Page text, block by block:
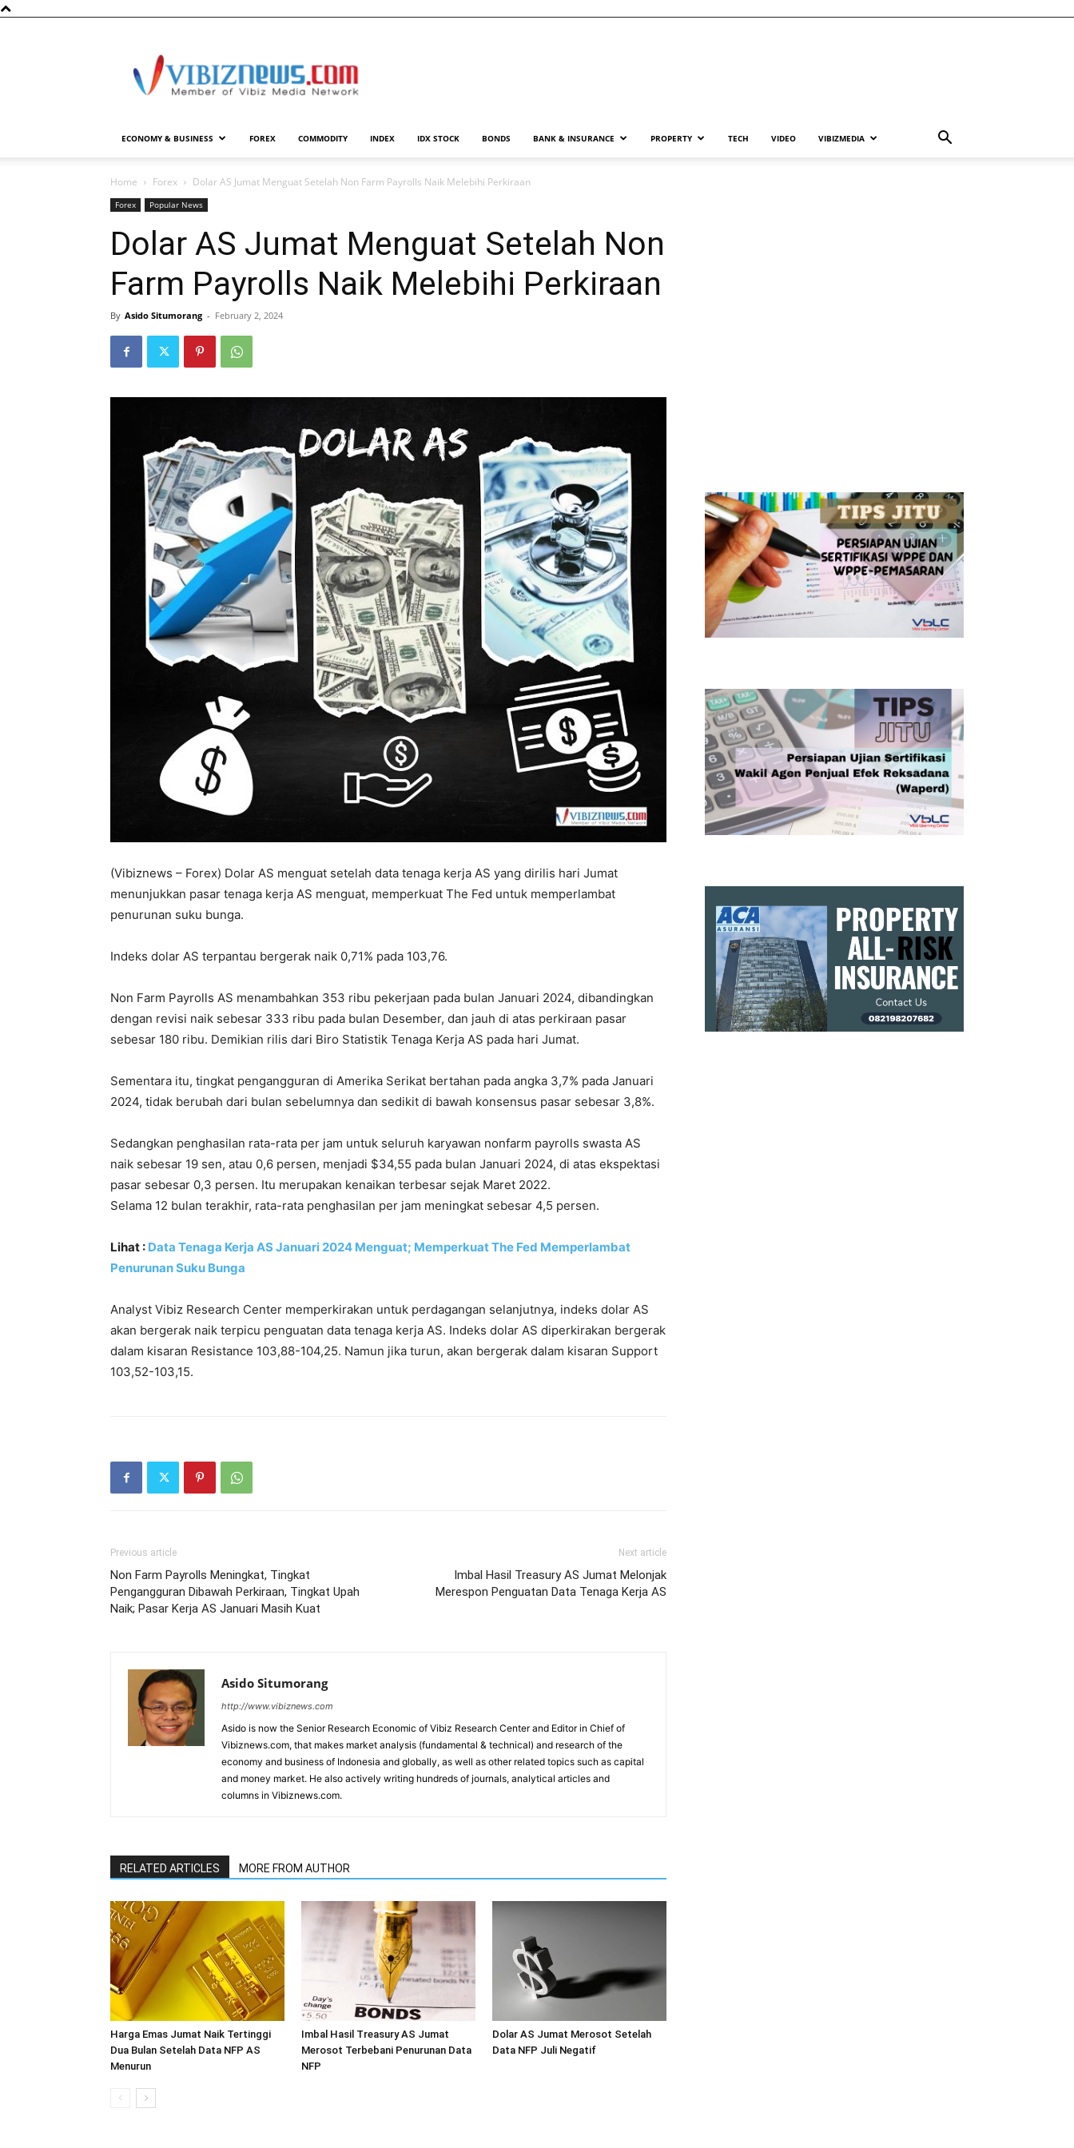
ECONOMY & BUSINESS FOREX COMMODITY INDEX IDX STOCK BONDS BANK & INSURANCE PROPERTY TECH VIDEO VIBIZMEDIA
Home Forex Dolar AS Jumat Menguat Setelah Non Farm Payrolls Naik Melebihi Perkiraan
Forex Popular News
Dolar AS Jumat Menguat Setelah Non
Farm Payrolls Naik Melebihi Perkiraan
By Asido Situmorang - February 2, 2024
(Vibiznews – Forex) Dolar AS menguat setelah data tenaga kerja AS yang dirilis hari Jumat
menunjukkan pasar tenaga kerja AS menguat, memperkuat The Fed untuk memperlambat
penurunan suku bunga.
Indeks dolar AS terpantau bergerak naik 0,71% pada 103,76.
Non Farm Payrolls AS menambahkan 353 ribu pekerjaan pada bulan Januari 2024, dibandingkan
dengan revisi naik sebesar 333 ribu pada bulan Desember, dan jauh di atas perkiraan pasar
sebesar 180 ribu. Demikian rilis dari Biro Statistik Tenaga Kerja AS pada hari Jumat.
Sementara itu, tingkat pengangguran di Amerika Serikat bertahan pada angka 3,7% pada Januari
2024, tidak berubah dari bulan sebelumnya dan sedikit di bawah konsensus pasar sebesar 3,8%.
Sedangkan penghasilan rata-rata per jam untuk seluruh karyawan nonfarm payrolls swasta AS
naik sebesar 19 sen, atau 0,6 persen, menjadi $34,55 pada bulan Januari 2024, di atas ekspektasi
pasar sebesar 0,3 persen. Itu merupakan kenaikan terbesar sejak Maret 2022.
Selama 12 bulan terakhir, rata-rata penghasilan per jam meningkat sebesar 4,5 persen.
Lihat : Data Tenaga Kerja AS Januari 2024 Menguat; Memperkuat The Fed Memperlambat
Penurunan Suku Bunga
Analyst Vibiz Research Center memperkirakan untuk perdagangan selanjutnya, indeks dolar AS
akan bergerak naik terpicu penguatan data tenaga kerja AS. Indeks dolar AS diperkirakan bergerak
dalam kisaran Resistance 103,88-104,25. Namun jika turun, akan bergerak dalam kisaran Support
103,52-103,15.
Previous article
Non Farm Payrolls Meningkat, Tingkat
Pengangguran Dibawah Perkiraan, Tingkat Upah
Naik; Pasar Kerja AS Januari Masih Kuat
Next article
Imbal Hasil Treasury AS Jumat Melonjak
Merespon Penguatan Data Tenaga Kerja AS
Asido Situmorang
http://www.vibiznews.com
Asido is now the Senior Research Economic of Vibiz Research Center and Editor in Chief of
Vibiznews.com, that makes market analysis (fundamental & technical) and research of the
economy and business of Indonesia and globally, as well as other related topics such as capital
and money market. He also actively writing hundreds of journals, analytical articles and
columns in Vibiznews.com.
RELATED ARTICLES MORE FROM AUTHOR
Harga Emas Jumat Naik Tertinggi
Dua Bulan Setelah Data NFP AS
Menurun
Imbal Hasil Treasury AS Jumat
Merosot Terbebani Penurunan Data
NFP
Dolar AS Jumat Merosot Setelah
Data NFP Juli Negatif